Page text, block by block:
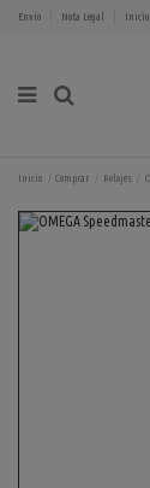
Envío Nota Legal Inicio
Inicio Comprar Relojes